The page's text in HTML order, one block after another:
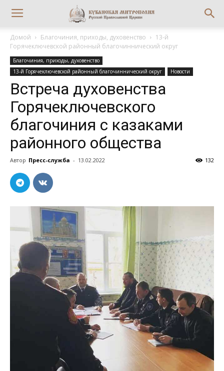
Домой Благочиния, приходы, духовенство
13-й
Горячеключевской районный благочиннический округ
Благочиния, приходы, духовенство
13-й Горячеключевской районный благочиннический округ
Новости
Встреча духовенства
Горячеключевского
благочиния с казаками
районного общества
Автор Пресс-служба - 13.02.2022 132